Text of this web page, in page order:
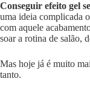
Conseguir efeito gel
uma ideia complicada
com aquele
soar a rotina de salão,
Mas hoje já é muito
tanto.